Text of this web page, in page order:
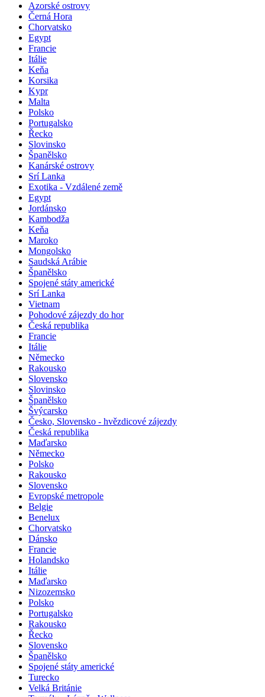
Azorské ostrovy
Černá Hora
Chorvatsko
Egypt
Francie
Itálie
Keňa
Korsika
Kypr
Malta
Polsko
Portugalsko
Řecko
Slovinsko
Španělsko
Kanárské ostrovy
Srí Lanka
Exotika - Vzdálené země
Egypt
Jordánsko
Kambodža
Keňa
Maroko
Mongolsko
Saudská Arábie
Španělsko
Spojené státy americké
Srí Lanka
Vietnam
Pohodové zájezdy do hor
Česká republika
Francie
Itálie
Německo
Rakousko
Slovensko
Slovinsko
Španělsko
Švýcarsko
Česko, Slovensko - hvězdicové zájezdy
Česká republika
Maďarsko
Německo
Polsko
Rakousko
Slovensko
Evropské metropole
Belgie
Benelux
Chorvatsko
Dánsko
Francie
Holandsko
Itálie
Maďarsko
Nizozemsko
Polsko
Portugalsko
Rakousko
Řecko
Slovensko
Španělsko
Spojené státy americké
Turecko
Velká Británie